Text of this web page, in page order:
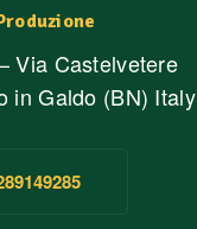
Via Castelvetere
in Galdo (BN) Italy